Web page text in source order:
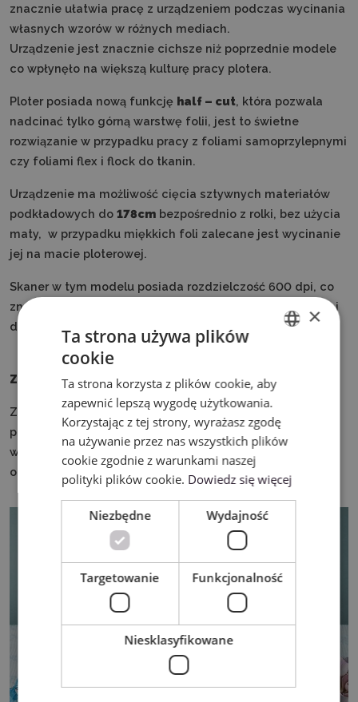
znacznie ułatwia pracę z urządzeniem podczas wycinania
własnych wzorów w różnych mediach.
Urządzenie jest znacznie cichsze niż poprzednie modele
co wpłynęło na większą kulturę pracy plotera.
Ploter posiada nową funkcję half – cut, która pozwala
nadcinać tylko górną warstwę folii, jest to świetne
rozwiązanie w przypadku pracy z foliami samoprzylepnymi
czy foliami flex i flock do tkanin.
Urządzenie ma możliwość cięcia sztywnych materiałów
podkładowych do 178cm bezpośrednio z rolki, bez użycia
maty, w przypadku miękkich foli zalecane jest wycinanie
jej na macie ploterowej.
Skaner w tym modelu posiada rozdzielczość 600 dpi, co
znacznie poprawia precyzję skanu drobnych elementów i
detali.
Zestaw do złoceń
Z jego pomocą wykonasz wyjątkowe zdobienia na
powierzchni kartek czy zaproszeń. W zestawie otrzymasz
wszystkie niezbędne do wykonania złocenia elementy
oraz zestaw 50 darmowych wzorów.
POLISH
×
Ta strona używa plików
cookie
Ta strona korzysta z plików cookie, aby
zapewnić lepszą wygodę użytkowania.
Korzystając z tej strony, wyrażasz zgodę
na używanie przez nas wszystkich plików
cookie zgodnie z warunkami naszej
polityki plików cookie. Dowiedz się więcej
Niezbędne Wydajność
Targetowanie Funkcjonalność
Niesklasyfikowane